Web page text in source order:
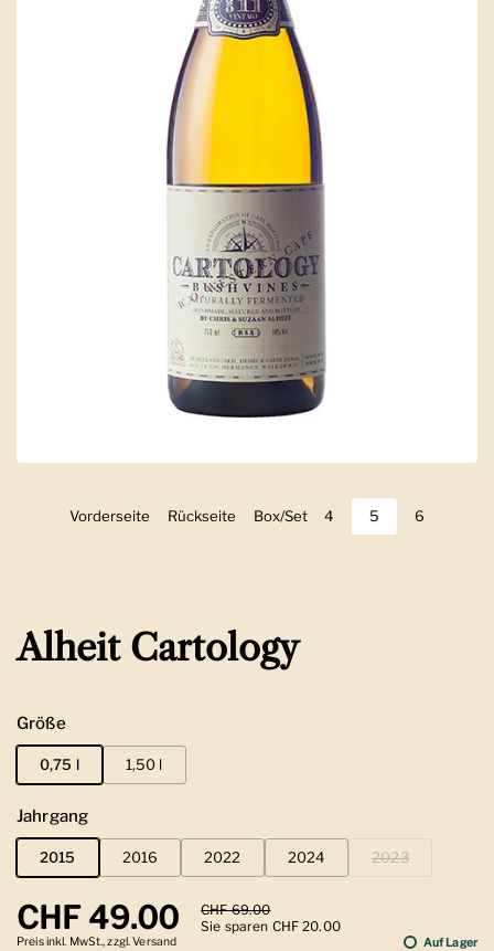
Zeige Folie 1
Vorderseite Zeige Folie 2
Rückseite Zeige Folie 3
Box/Set Zeige Folie 4
4 Zeige Folie 5
5 Zeige
6
Alheit Cartology
Größe
0,75 l 1,50 l
Jahrgang
2015 2016 2022 2024 2023
Regulärer Preis
CHF 49.00 Sale-Preis
CHF 69.00
Sie sparen CHF 20.00
Preis inkl. MwSt., zzgl. Versand Auf Lager